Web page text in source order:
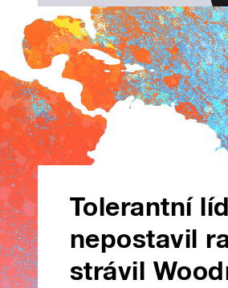
Tolerantní
nepostavil
strávil